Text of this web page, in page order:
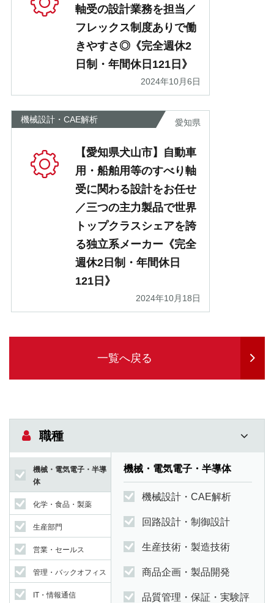
軸受の設計業務を担当／
フレックス制度ありで働
きやすさ◎《完全週休2
日制・年間休日121日》
2024年10月6日
機械設計・CAE解析 愛知県
【愛知県犬山市】自動車
用・船舶用等のすべり軸
受に関わる設計をお任せ
／三つの主力製品で世界
トップクラスシェアを誇
る独立系メーカー《完全
週休2日制・年間休日
121日》
2024年10月18日
一覧へ戻る
職種
機械・電気電子・半導
体
化学・食品・製薬
生産部門
営業・セールス
管理・バックオフィス
IT・情報通信
機械・電気電子・半導体
機械設計・CAE解析
回路設計・制御設計
生産技術・製造技術
商品企画・製品開発
品質管理・保証・実験評